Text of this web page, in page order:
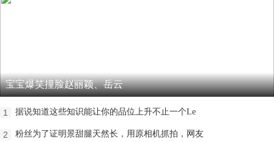
宝宝爆笑撞脸赵丽颖、岳云
1 据说知道这些知识能让你的品位上升不止一个Le
2 粉丝为了证明景甜腿天然长，用原相机抓拍，网友